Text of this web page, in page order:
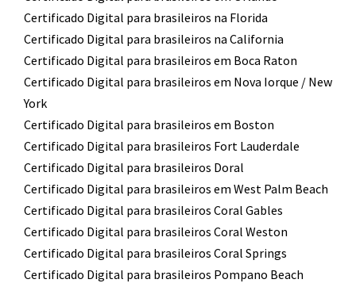
Certificado Digital para brasileiros na Florida
Certificado Digital para brasileiros na California
Certificado Digital para brasileiros em Boca Raton
Certificado Digital para brasileiros em Nova Iorque / New
York
Certificado Digital para brasileiros em Boston
Certificado Digital para brasileiros Fort Lauderdale
Certificado Digital para brasileiros Doral
Certificado Digital para brasileiros em West Palm Beach
Certificado Digital para brasileiros Coral Gables
Certificado Digital para brasileiros Coral Weston
Certificado Digital para brasileiros Coral Springs
Certificado Digital para brasileiros Pompano Beach